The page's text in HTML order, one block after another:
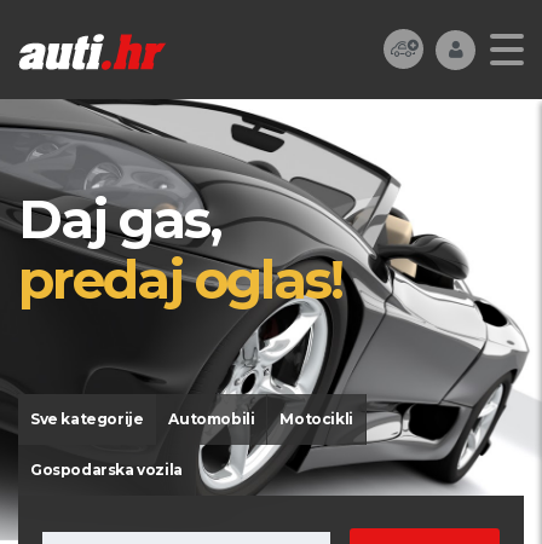
Daj gas,
predaj oglas!
Sve kategorije Automobili Motocikli
Gospodarska vozila